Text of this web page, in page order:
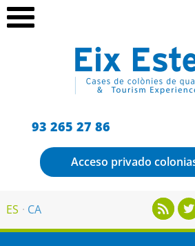
93 265 27 86
Acceso privado
ES CA